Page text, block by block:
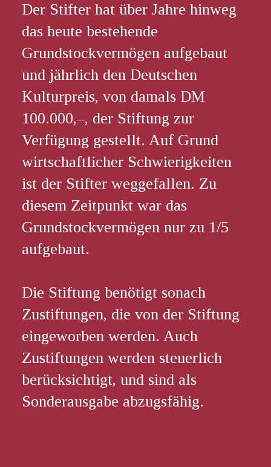
Der Stifter hat über Jahre hinweg
das heute bestehende
Grundstockvermögen aufgebaut
und jährlich den Deutschen
Kulturpreis, von damals DM
100.000,–, der Stiftung zur
Verfügung gestellt. Auf Grund
wirtschaftlicher Schwierigkeiten
ist der Stifter weggefallen. Zu
diesem Zeitpunkt war das
Grundstockvermögen nur zu 1/5
aufgebaut.
Die Stiftung benötigt sonach
Zustiftungen, die von der Stiftung
eingeworben werden. Auch
Zustiftungen werden steuerlich
berücksichtigt, und sind als
Sonderausgabe abzugsfähig.